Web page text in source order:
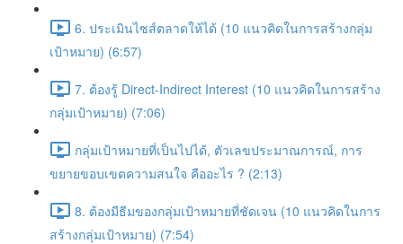
6. ประเมินไซส์ตลาดให้ได้ (10 แนวคิดในการสร้างกลุ่ม
เป้าหมาย) (6:57)
7. ต้องรู้ Direct-Indirect Interest (10 แนวคิดในการสร้าง
กลุ่มเป้าหมาย) (7:06)
กลุ่มเป้าหมายที่เป็นไปได้, ตัวเลขประมาณการณ์, การ
ขยายขอบเขตความสนใจ คืออะไร ? (2:13)
8. ต้องมีธีมของกลุ่มเป้าหมายที่ชัดเจน (10 แนวคิดในการ
สร้างกลุ่มเป้าหมาย) (7:54)